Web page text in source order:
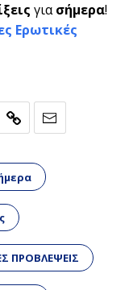
γιασήμερα!
Ερωτικές
ΠΡΟΒΛΕΨΕΙΣ